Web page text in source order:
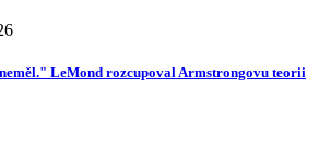
LeMond rozcupoval Armstrongovu teorii